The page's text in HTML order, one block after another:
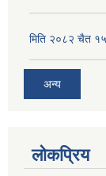
मिति २०८२ चैत १५
अन्य
लोकप्रिय